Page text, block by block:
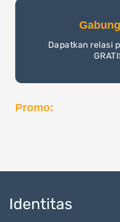
Dapatkan relasi
Promo:
Identitas